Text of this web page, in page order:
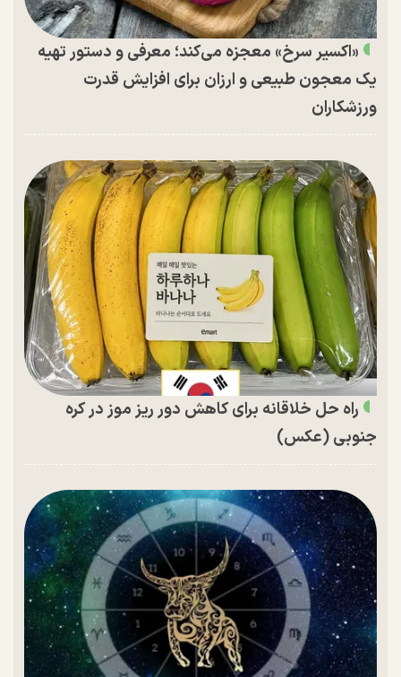
«اکسیر سرخ» معجزه می‌کند؛ معرفی و دستور تهیه
یک معجون طبیعی و ارزان برای افزایش قدرت
ورزشکاران
راه حل خلاقانه برای کاهش دور ریز موز در کره
جنوبی (عکس)